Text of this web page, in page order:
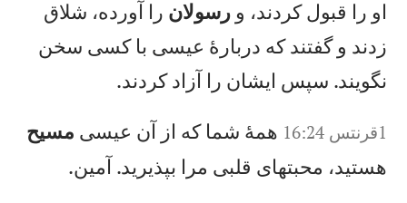
او را قبول كردند، ورسولان را آورده، شلاق
زدند و گفتند كه دربارهٔ عيسی با كسی سخن
نگويند. سپس ايشان را آزاد كردند.
1‏قرنتس 16:24 همهٔ شما كه از آن عيسی مسيح
هستيد، محبتهای قلبی مرا بپذيريد. آمين.